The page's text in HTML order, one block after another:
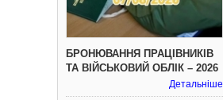
БРОНЮВАННЯ ПРАЦІВНИКІВ
ТА ВІЙСЬКОВИЙ ОБЛІК – 2026
Детальніше